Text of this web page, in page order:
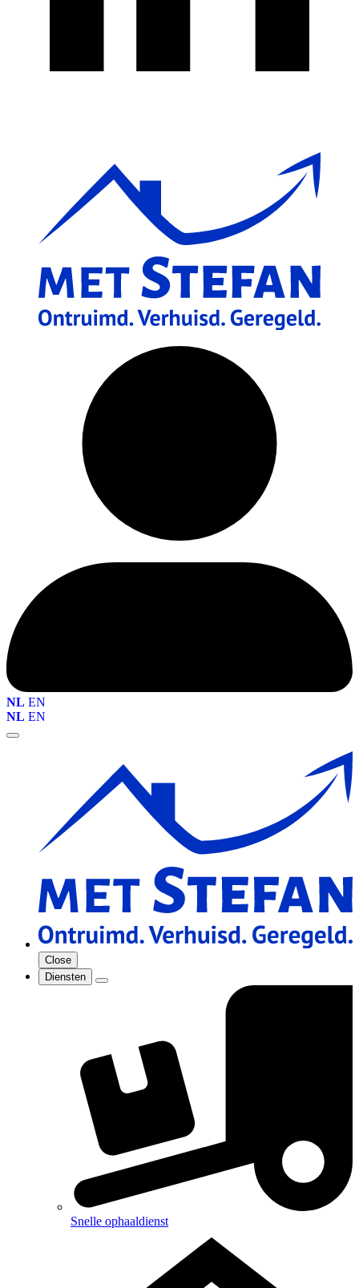
NL EN
NL EN
Close
Diensten
Snelle ophaaldienst